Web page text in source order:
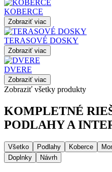
KOBERCE
Zobraziť viac
TERASOVÉ DOSKY
Zobraziť viac
DVERE
Zobraziť viac
Zobraziť všetky produkty
KOMPLETNÉ
PODLAHY A
Všetko Podlahy Koberce
Doplnky
Návrh